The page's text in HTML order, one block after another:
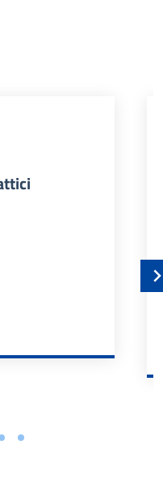
DI BANDO TUTOR